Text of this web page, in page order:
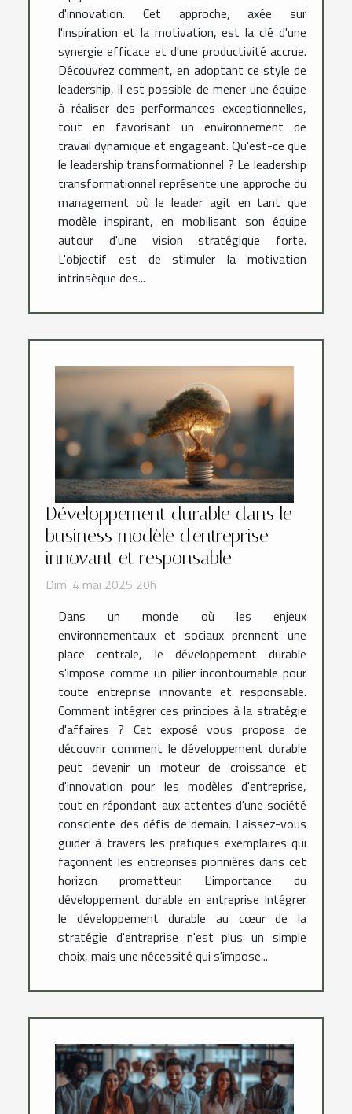
d'innovation. Cet approche, axée sur
l'inspiration et la motivation, est la clé d'une
synergie efficace et d'une productivité accrue.
Découvrez comment, en adoptant ce style de
leadership, il est possible de mener une équipe
à réaliser des performances exceptionnelles,
tout en favorisant un environnement de
travail dynamique et engageant. Qu'est-ce que
le leadership transformationnel ? Le leadership
transformationnel représente une approche du
management où le leader agit en tant que
modèle inspirant, en mobilisant son équipe
autour d'une vision stratégique forte.
L'objectif est de stimuler la motivation
intrinsèque des...
Développement durable dans le
business modèle d'entreprise
innovant et responsable
Dim. 4 mai 2025 20h
Dans un monde où les enjeux
environnementaux et sociaux prennent une
place centrale, le développement durable
s'impose comme un pilier incontournable pour
toute entreprise innovante et responsable.
Comment intégrer ces principes à la stratégie
d'affaires ? Cet exposé vous propose de
découvrir comment le développement durable
peut devenir un moteur de croissance et
d'innovation pour les modèles d'entreprise,
tout en répondant aux attentes d'une société
consciente des défis de demain. Laissez-vous
guider à travers les pratiques exemplaires qui
façonnent les entreprises pionnières dans cet
horizon prometteur. L'importance du
développement durable en entreprise Intégrer
le développement durable au cœur de la
stratégie d'entreprise n'est plus un simple
choix, mais une nécessité qui s'impose...